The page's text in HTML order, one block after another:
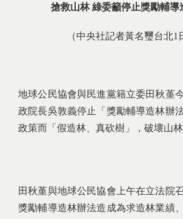
搶救山林 綠委籲停止獎勵輔導
（中央社記者黃名璽台北1
地球公民協會與民進黨籍立委田秋堇
政院長吳敦義停止「獎勵輔導造林辦
政策而「假造林、真砍樹」，破壞山林
田秋堇與地球公民協會上午在立法院
獎勵輔導造林辦法造成為求造林業績